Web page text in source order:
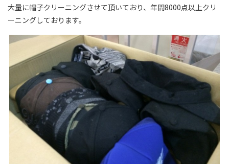
大量に帽子クリーニングさせて頂いており、年間8000点以上クリ
ーニングしております。